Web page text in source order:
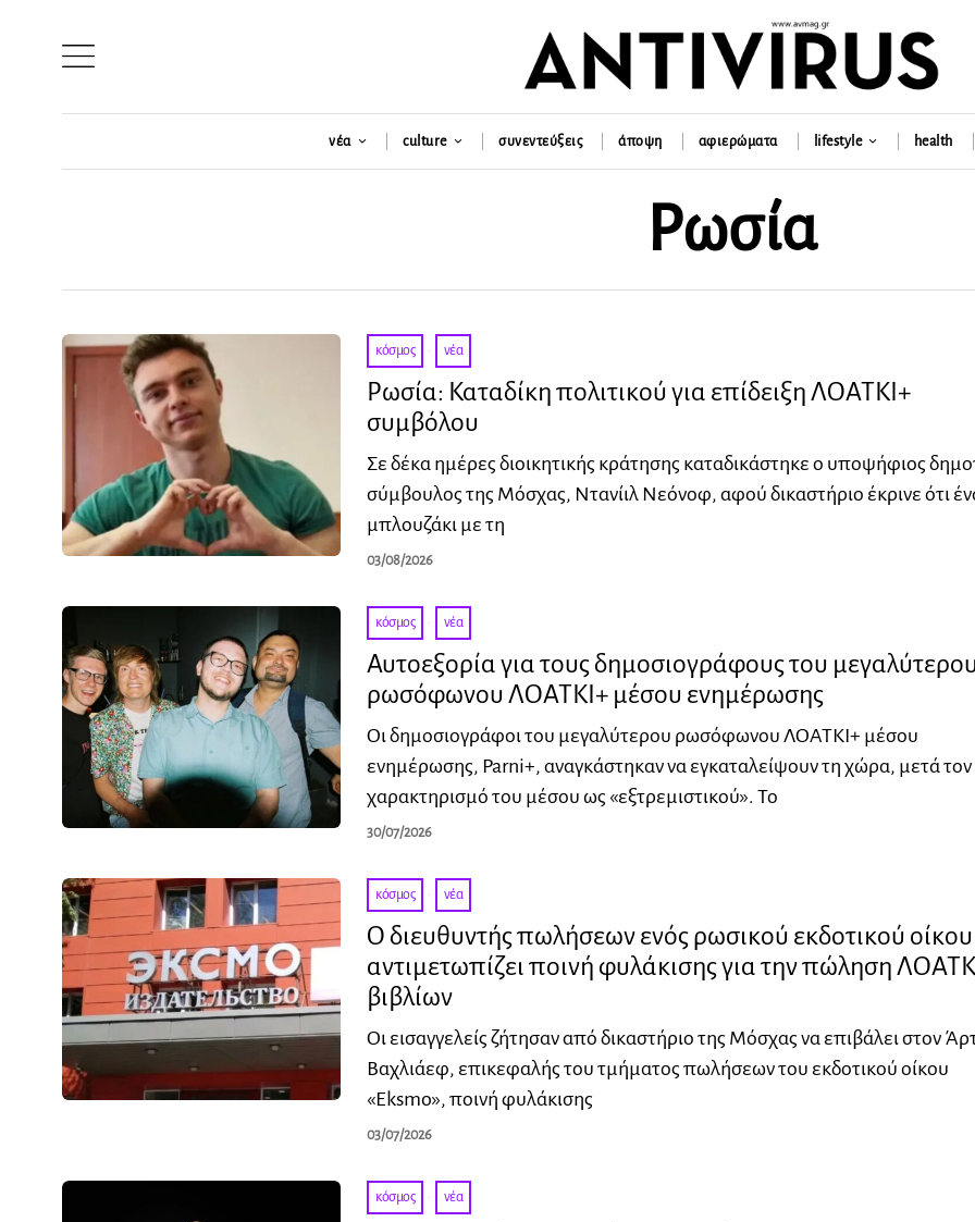
νέα culture συνεντεύξεις άποψη αφιερώματα lifestyle health
Ρωσία
κόσμος · νέα
Ρωσία: Καταδίκη πολιτικού για επίδειξη ΛΟΑΤΚΙ+
συμβόλου
Σε δέκα ημέρες διοικητικής κράτησης καταδικάστηκε ο υποψήφιος
σύμβουλος της Μόσχας, Ντανίιλ Νεόνοφ, αφού δικαστήριο έκρινε ότι
μπλουζάκι με τη
03/08/2026
κόσμος · νέα
Αυτοεξορία για τους δημοσιογράφους του
ρωσόφωνου ΛΟΑΤΚΙ+ μέσου ενημέρωσης
Οι δημοσιογράφοι του μεγαλύτερου ρωσόφωνου ΛΟΑΤΚΙ+ μέσου
ενημέρωσης, Parni+, αναγκάστηκαν να εγκαταλείψουν τη χώρα, μετά τον
χαρακτηρισμό του μέσου ως «εξτρεμιστικού». Το
30/07/2026
κόσμος · νέα
Ο διευθυντής πωλήσεων ενός ρωσικού εκδοτικού οίκου
αντιμετωπίζει ποινή φυλάκισης για την πώληση
βιβλίων
Οι εισαγγελείς ζήτησαν από δικαστήριο της Μόσχας να επιβάλει στον
Βαχλιάεφ, επικεφαλής του τμήματος πωλήσεων του εκδοτικού οίκου
«Eksmo», ποινή φυλάκισης
03/07/2026
κόσμος · νέα